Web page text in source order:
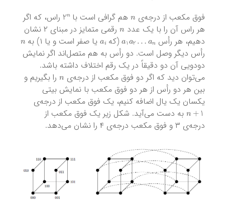
فوق مکعب از درجه‌ی هم گرافی است با 2n راس، که اگر
هر راس آن را با یک عدد n
رقمی متمایز در مبنای ۲ نشان
دهیم، هر رأس
a 1a2 …an (کهai یا صفر است و یا ۱) به
رأس دیگر وصل است. دو رأس به هم متصل‌اند اگر نمایش
دودویی آن دو دقیقاً در یک رقم اختلاف داشته باشد.
می‌توان دید که اگر دو فوق مکعب از درجه‌ی nرا بگیریم و
بین هر دو رأس از هر دو فوق مکعب با نمایش بیتی
یکسان یک یال اضافه کنیم، یک فوق مکعب از درجه‌ی
n+1
به دست می‌آید. شکل زیر یک فوق مکعب از
درجه‌ی ۳ و فوق مکعب درجه‌ی ۴ را نشان می‌دهد.